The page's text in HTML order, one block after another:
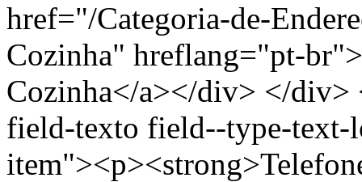
href="/Categoria-de-
Cozinha" hreflang="pt-
Cozinha</a></div> </
field-texto field--type-